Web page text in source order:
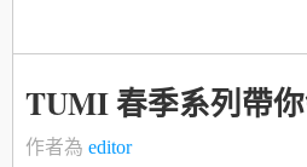
TUMI 春季系列帶
作者為 editor